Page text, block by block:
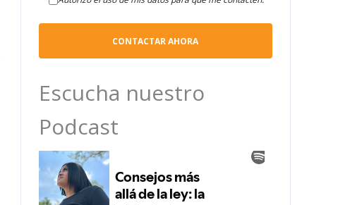
Escucha nuestro
Podcast